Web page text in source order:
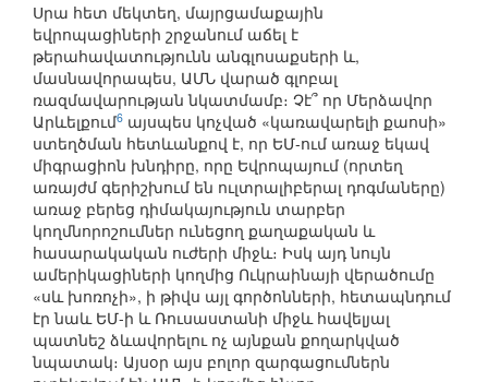
Սրա հետ մեկտեղ, մայրցամաքային
եվրոպացիների շրջանում աճել է
թերահավատությունն անգլոսաքսերի և,
մասնավորապես, ԱՄՆ վարած գլոբալ
ռազմավարության նկատմամբ։ Չէ՞ որ Մերձավոր
Արևելքում6 այսպես կոչված «կառավարելի քաոսի»
ստեղծման հետևանքով է, որ ԵՄ-ում առաջ եկավ
միգրացիոն խնդիրը, որը Եվրոպայում (որտեղ
առայժմ գերիշխում են ուլտրալիբերալ դոգմաները)
առաջ բերեց դիմակայություն տարբեր
կողմնորոշումներ ունեցող քաղաքական և
հասարակական ուժերի միջև։ Իսկ այդ նույն
ամերիկացիների կողմից Ուկրաինայի վերածումը
«սև խոռոչի», ի թիվս այլ գործոնների, հետապնդում
էր նաև ԵՄ-ի և Ռուսաստանի միջև հավելյալ
պատնեշ ձևավորելու ոչ այնքան քողարկված
նպատակ։ Այսօր այս բոլոր զարգացումներն